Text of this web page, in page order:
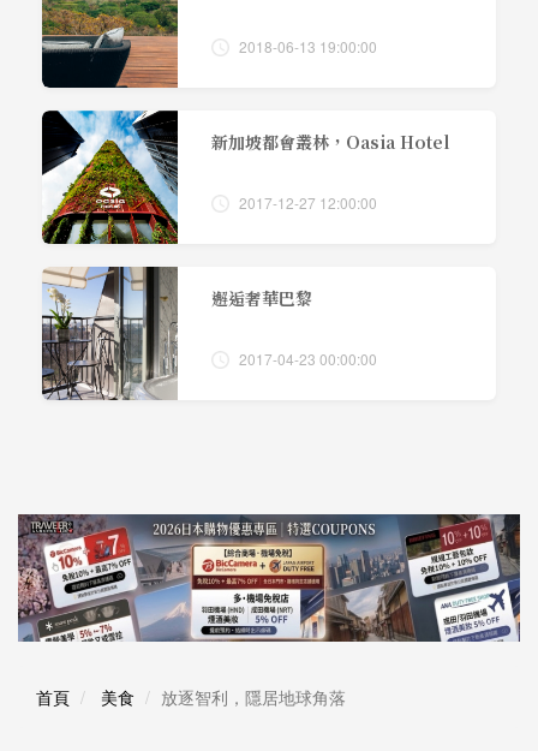
2018-06-13 19:00:00
新加坡都會叢林，Oasia Hotel
2017-12-27 12:00:00
邂逅奢華巴黎
2017-04-23 00:00:00
首頁 美食 放逐智利，隱居地球角落